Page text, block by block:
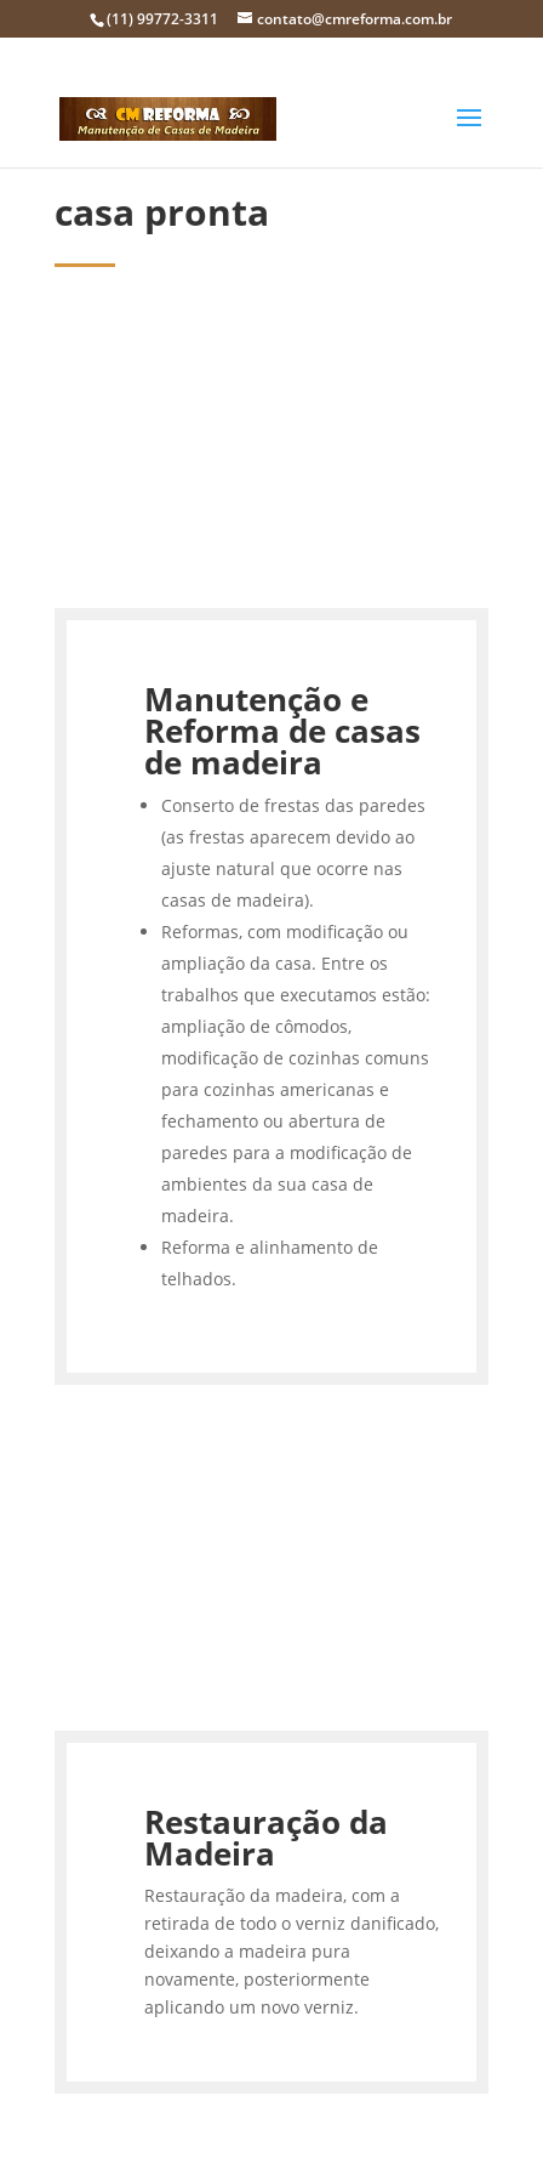
(11) 99772-3311 contato@cmreforma.com.br
casa pronta
Manutenção e
Reforma de casas
de madeira
Conserto de frestas das paredes
(as frestas aparecem devido ao
ajuste natural que ocorre nas
casas de madeira).
Reformas, com modificação ou
ampliação da casa. Entre os
trabalhos que executamos estão:
ampliação de cômodos,
modificação de cozinhas comuns
para cozinhas americanas e
fechamento ou abertura de
paredes para a modificação de
ambientes da sua casa de
madeira.
Reforma e alinhamento de
telhados.
Restauração da
Madeira
Restauração da madeira, com a
retirada de todo o verniz danificado,
deixando a madeira pura
novamente, posteriormente
aplicando um novo verniz.